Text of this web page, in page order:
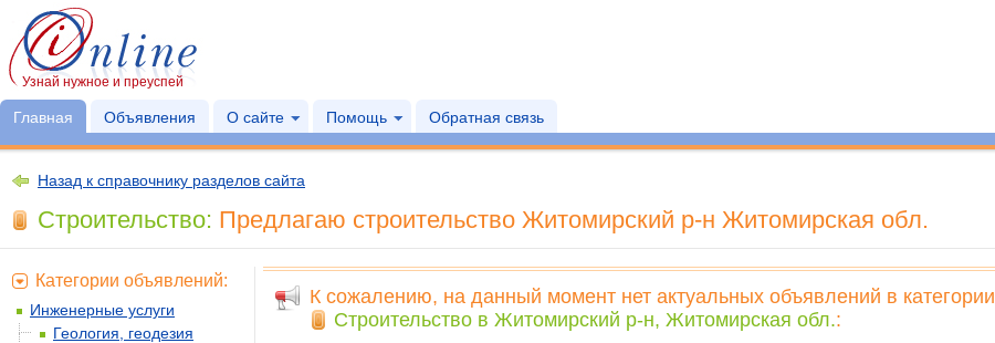
Узнай нужное и преуспей
Главная Объявления О сайте Помощь Обратная связь
Назад к справочнику разделов сайта
Строительство: Предлагаю строительство Житомирский р-н Житомирская обл.
К сожалению, на данный момент нет актуальных объявлений в категории
Строительство в Житомирский р-н, Житомирская обл.:
Категории объявлений:
Инженерные услуги
Геология, геодезия